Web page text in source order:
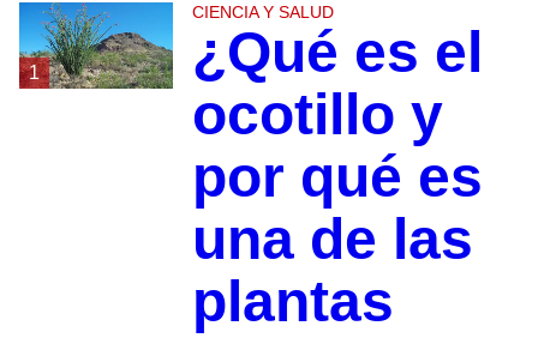
1
CIENCIA Y SALUD
¿Qué es el
ocotillo y
por qué es
una de las
plantas